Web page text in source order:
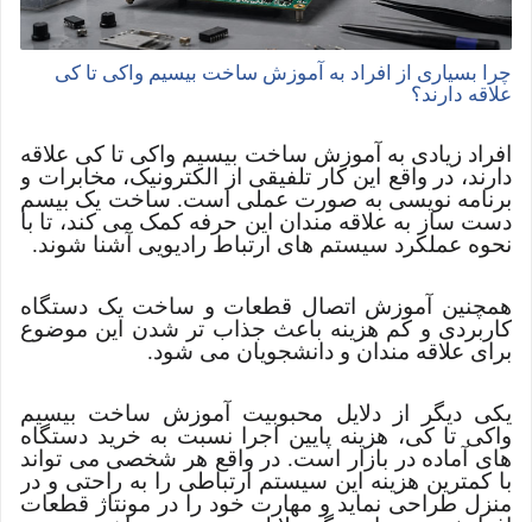
چرا بسیاری از افراد به آموزش ساخت بیسیم واکی تا کی
علاقه دارند؟
افراد زیادی به آموزش ساخت بیسیم واکی تا کی علاقه
دارند، در واقع این کار تلفیقی از الکترونیک، مخابرات و
برنامه نویسی به صورت عملی است. ساخت یک بیسم
دست ساز به علاقه مندان این حرفه کمک می کند، تا با
نحوه عملکرد سیستم های ارتباط رادیویی آشنا شوند.
همچنین آموزش اتصال قطعات و ساخت یک دستگاه
کاربردی و کم هزینه باعث جذاب تر شدن این موضوع
برای علاقه مندان و دانشجویان می شود.
یکی دیگر از دلایل محبوبیت آموزش ساخت بیسیم
واکی تا کی، هزینه پایین اجرا نسبت به خرید دستگاه
های آماده در بازار است. در واقع هر شخصی می تواند
با کمترین هزینه این سیستم ارتباطی را به راحتی و در
منزل طراحی نماید و مهارت خود را در مونتاژ قطعات